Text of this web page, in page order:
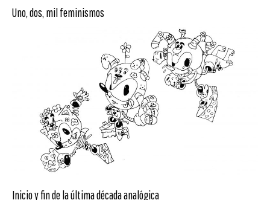
Uno, dos, mil feminismos
Inicio y fin de la última década analógica